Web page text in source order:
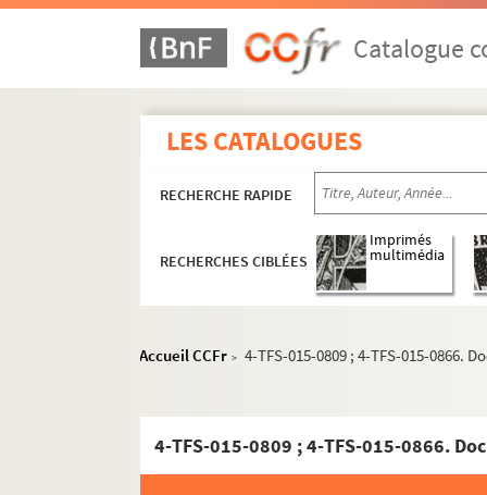
Catalogue
LES CATALOGUES
RECHERCHE RAPIDE
RECHERCHES CIBLÉES
Imprimés
multimédia
Accueil CCFr > 4-TFS-015-0809 ; 4-TFS-015-0866.
4-TFS-015-0809 ; 4-TFS-015-0866.